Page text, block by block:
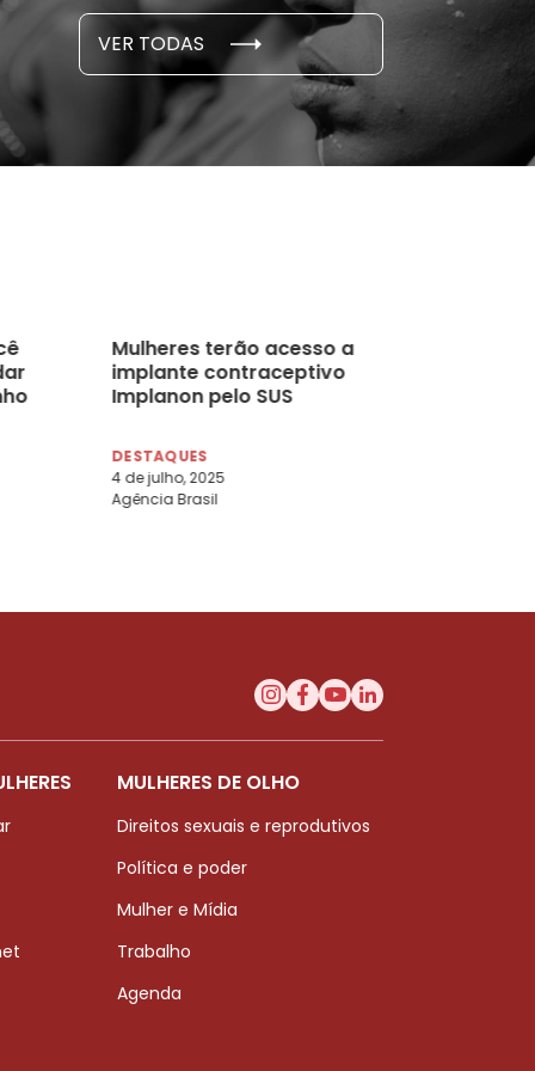
VER TODAS
E PESQUISAS
novembro, 2021
Mulheres terão acesso a
implante contraceptivo
Implanon pelo SUS
DESTAQUES
4 de julho, 2025
Agência Brasil
MULHERES DE OLHO
Direitos sexuais e reprodutivos
Política e poder
Mulher e Mídia
Trabalho
Agenda